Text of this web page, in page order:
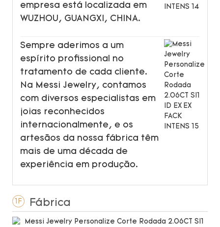
empresa está localizada em
WUZHOU, GUANGXI, CHINA.
Sempre aderimos a um
espírito profissional no
tratamento de cada cliente.
Na Messi Jewelry, contamos
com diversos especialistas em
joias reconhecidos
internacionalmente, e os
artesãos da nossa fábrica têm
mais de uma década de
experiência em produção.
1F Fábrica